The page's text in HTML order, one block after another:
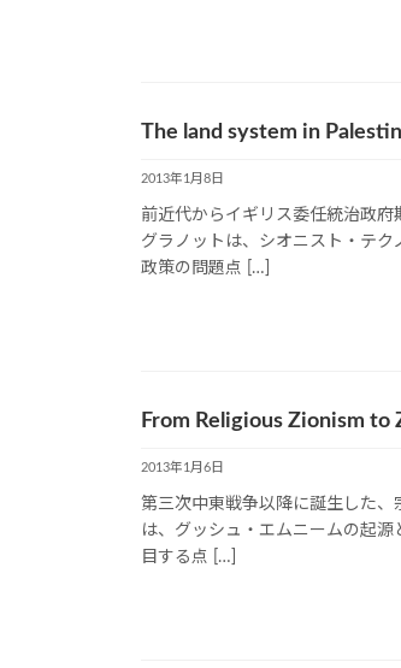
The land system in
2013年1月8日
前近代からイギリス委任統治政
グラノットは、シオニスト・テ
政策の問題点 […]
From Religious Zionism to
2013年1月6日
第三次中東戦争以降に誕生した
は、グッシュ・エムニームの起
目する点 […]